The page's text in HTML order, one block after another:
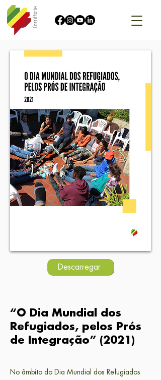
Descarregar
“O Dia Mundial dos
Refugiados, pelos Prós
de Integração” (2021)
No âmbito do Dia Mundial dos Refugiados